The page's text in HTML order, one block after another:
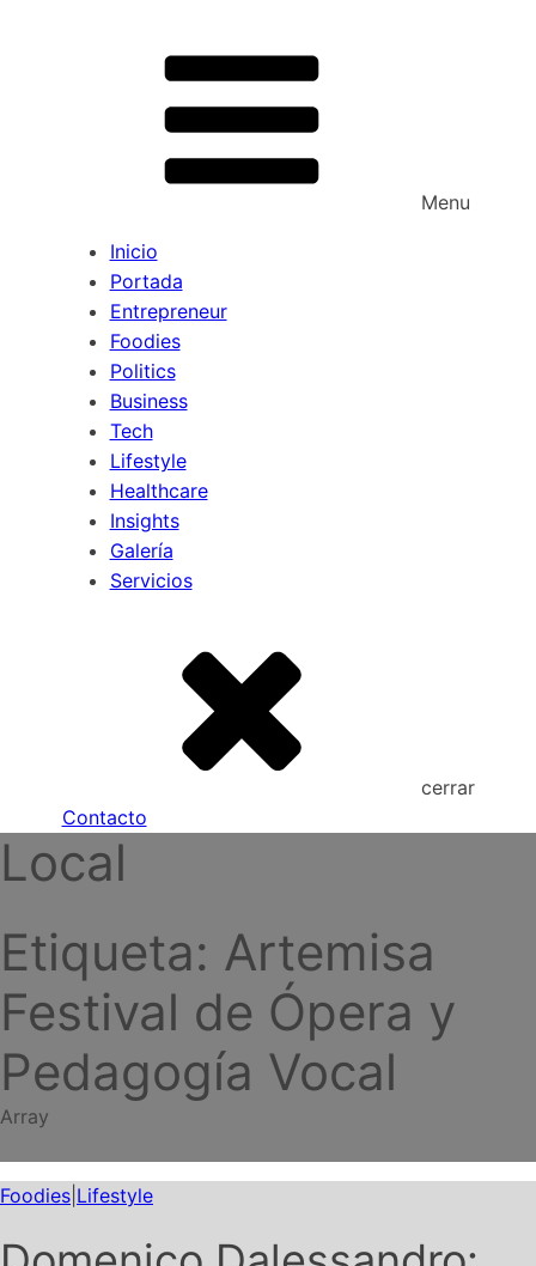
Menu
Inicio
Portada
Entrepreneur
Foodies
Politics
Business
Tech
Lifestyle
Healthcare
Insights
Galería
Servicios
cerrar
Contacto
Local
Etiqueta: Artemisa
Festival de Ópera y
Pedagogía Vocal
Array
Foodies Lifestyle